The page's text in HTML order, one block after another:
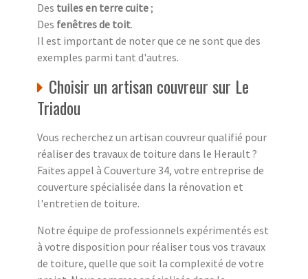
Des tuiles en terre cuite;
Des fenêtres de toit.
Il est important de noter que ce ne sont que des
exemples parmi tant d'autres.
Choisir un artisan couvreur sur Le
Triadou
Vous recherchez un artisan couvreur qualifié pour
réaliser des travaux de toiture dans le Herault ?
Faites appel à Couverture 34, votre entreprise de
couverture spécialisée dans la rénovation et
l'entretien de toiture.
Notre équipe de professionnels expérimentés est
à votre disposition pour réaliser tous vos travaux
de toiture, quelle que soit la complexité de votre